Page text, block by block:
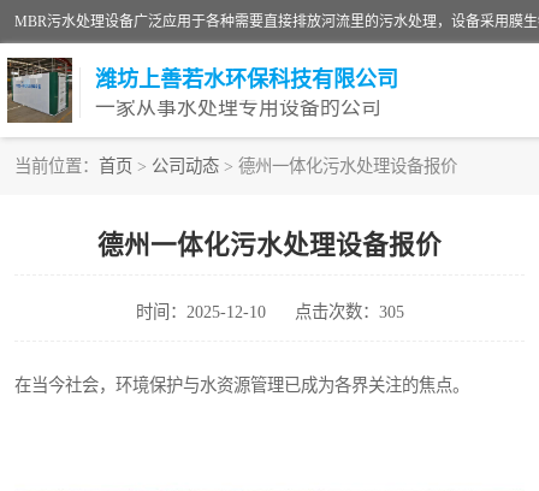
潍坊上善若水环保科技有限公司
一家从事水处理专用设备的公司
当前位置： 首页 > 公司动态 > 德州一体化污水处理设备报价
德州一体化污水处理设备报价
时间：2025-12-10 点击次数：305
在当今社会，环境保护与水资源管理已成为各界关注的焦点。
洗涤污水处理设备
诊所门诊污水处理设备